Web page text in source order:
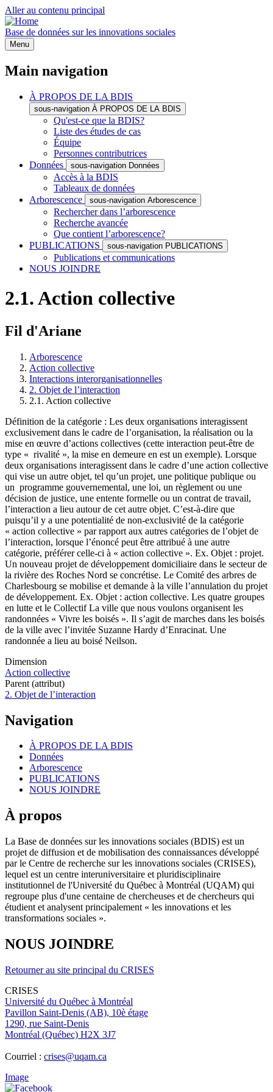
Aller au contenu principal
Base de données sur les innovations sociales
Menu
Main navigation
À PROPOS DE LA BDIS
sous-navigation À PROPOS DE LA BDIS
Qu'est-ce que la BDIS?
Liste des études de cas
Équipe
Personnes contributrices
Données
sous-navigation Données
Accès à la BDIS
Tableaux de données
Arborescence
sous-navigation Arborescence
Rechercher dans l’arborescence
Recherche avancée
Que contient l’arborescence?
PUBLICATIONS
sous-navigation PUBLICATIONS
Publications et communications
NOUS JOINDRE
2.1. Action collective
Fil d'Ariane
Arborescence
Action collective
Interactions interorganisationnelles
2. Objet de l’interaction
2.1. Action collective
Définition de la catégorie : Les deux organisations interagissent
exclusivement dans le cadre de l’organisation, la réalisation ou la
mise en œuvre d’actions collectives (cette interaction peut-être de
type « rivalité », la mise en demeure en est un exemple). Lorsque
deux organisations interagissent dans le cadre d’une action collective
qui vise un autre objet, tel qu’un projet, une politique publique ou
un programme gouvernemental, une loi, un règlement ou une
décision de justice, une entente formelle ou un contrat de travail,
l’interaction a lieu autour de cet autre objet. C’est-à-dire que
puisqu’il y a une potentialité de non-exclusivité de la catégorie
« action collective » par rapport aux autres catégories de l’objet de
l’interaction, lorsque l’énoncé peut être attribué à une autre
catégorie, préférer celle-ci à « action collective ». Ex. Objet : projet.
Un nouveau projet de développement domiciliaire dans le secteur de
la rivière des Roches Nord se concrétise. Le Comité des arbres de
Charlesbourg se mobilise et demande à la ville l’annulation du projet
de développement. Ex. Objet : action collective. Les quatre groupes
en lutte et le Collectif La ville que nous voulons organisent les
randonnées « Vivre les boisés ». Il s’agit de marches dans les boisés
de la ville avec l’invitée Suzanne Hardy d’Enracinat. Une
randonnée a lieu au boisé Neilson.
Dimension
Action collective
Parent (attribut)
2. Objet de l’interaction
Navigation
À PROPOS DE LA BDIS
Données
Arborescence
PUBLICATIONS
NOUS JOINDRE
À propos
La Base de données sur les innovations sociales (BDIS) est un
projet de diffusion et de mobilisation des connaissances développé
par le Centre de recherche sur les innovations sociales (CRISES),
lequel est un centre interuniversitaire et pluridisciplinaire
institutionnel de l'Université du Québec à Montréal (UQAM) qui
regroupe plus d'une centaine de chercheuses et de chercheurs qui
étudient et analysent principalement « les innovations et les
transformations sociales ».
NOUS JOINDRE
Retourner au site principal du CRISES
CRISES
Université du Québec à Montréal
Pavillon Saint-Denis (AB), 10è étage
1290, rue Saint-Denis
Montréal (Québec) H2X 3J7
Courriel : crises@uqam.ca
Image